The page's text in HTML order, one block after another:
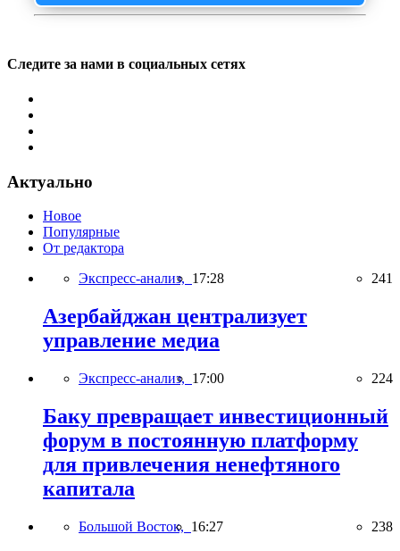
Следите за нами в социальных сетях
Актуально
Новое
Популярные
От редактора
Экспресс-анализ, 17:28 241
Азербайджан централизует
управление медиа
Экспресс-анализ, 17:00 224
Баку превращает инвестиционный
форум в постоянную платформу
для привлечения ненефтяного
капитала
Большой Восток, 16:27 238